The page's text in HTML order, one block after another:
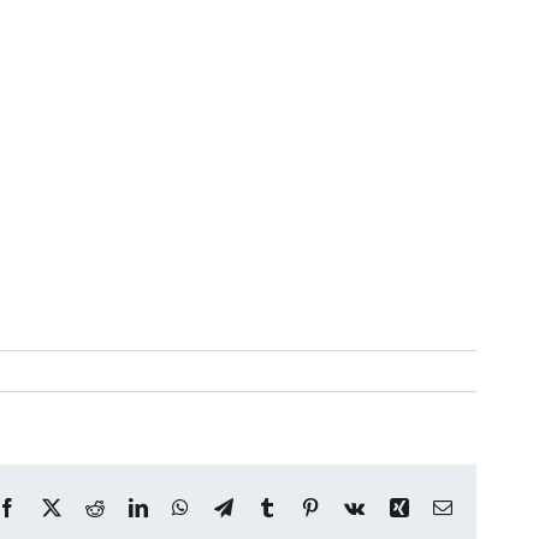
Facebook
X RedditLinkedInWhatsApp
TelegramTumblr Pinterest
Vk Xing Correo